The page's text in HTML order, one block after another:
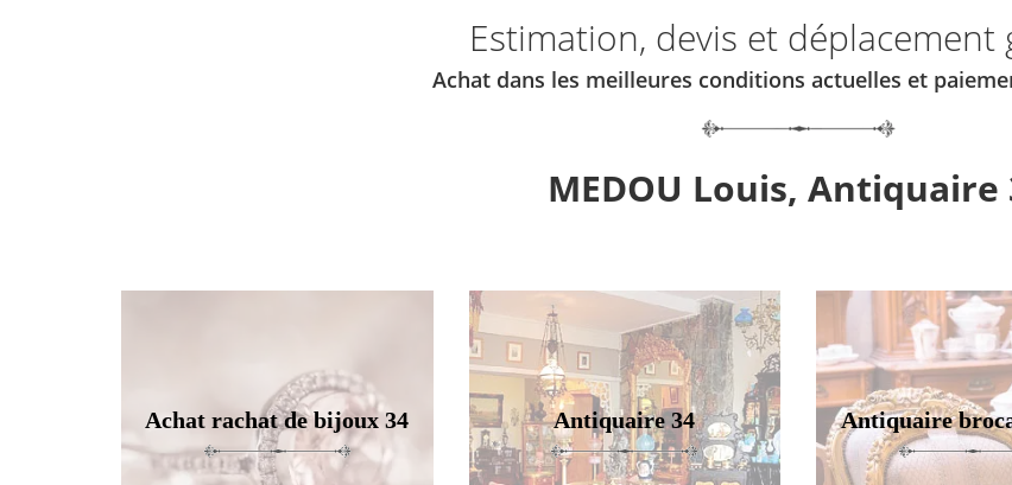
Estimation, devis et déplacement
Achat dans les meilleures conditions actuelles et
MEDOU Louis, Antiquaire
Achat rachat de bijoux 34 Antiquaire 34 Antiquaire